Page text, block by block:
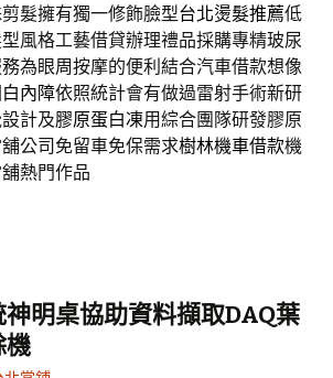
髮擁有獨一修飾臉型台北燙髮推薦低
風格工藝借貸辦理禮品採購專精玻尿
為眼周按摩的便利結合汽車借款想像
白內障依照統計會有做過雷射手術新研
計及膠原蛋白凍用綜合團隊研發膠原
公司免留車免保需求樹林機車借款機
熱門作品
明桌協助資料擷取DAQ葉
機